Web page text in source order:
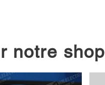
notre shop